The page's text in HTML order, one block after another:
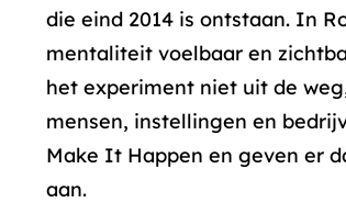
die eind 2014 is ontstaan. In
mentaliteit voelbaar en
het experiment niet uit de
mensen, instellingen en
Make It Happen en geven er
aan.